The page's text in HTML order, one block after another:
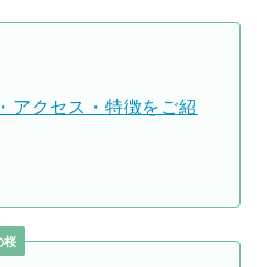
アクセス・特徴をご紹
桜